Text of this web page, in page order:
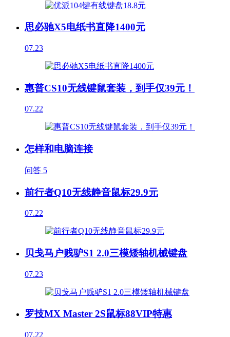
思必驰X5电纸书直降1400元
07.23
惠普CS10无线键鼠套装，到手仅39元！
07.22
怎样和电脑连接
问答 5
前行者Q10无线静音鼠标29.9元
07.22
贝戋马户贱驴S1 2.0三模矮轴机械键盘
07.23
罗技MX Master 2S鼠标88VIP特惠
07.22